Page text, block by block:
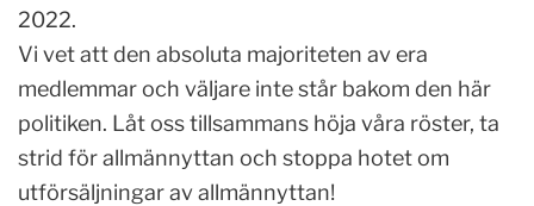
2022.
Vi vet att den absoluta majoriteten av era
medlemmar och väljare inte står bakom den här
politiken. Låt oss tillsammans höja våra röster, ta
strid för allmännyttan och stoppa hotet om
utförsäljningar av allmännyttan!